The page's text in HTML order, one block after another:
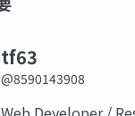
tf63
@8590143908